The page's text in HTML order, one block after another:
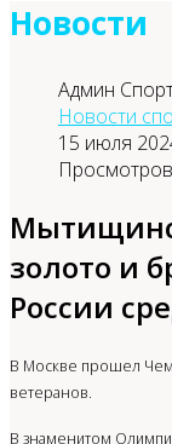
Новости
Админ
Новости
15 июля
золото и
России
В Москве прошел
ветеранов.
В знаменитом